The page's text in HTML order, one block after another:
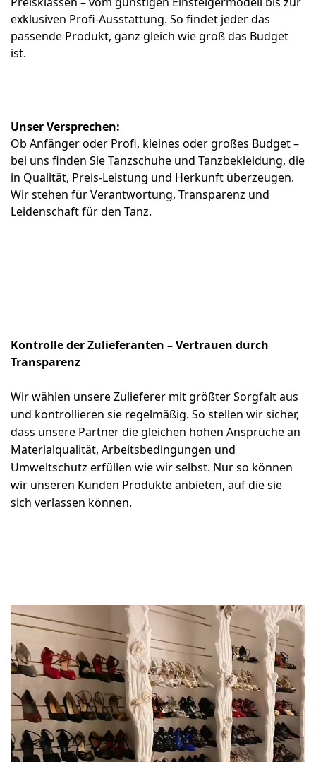
exklusiven Profi-Ausstattung. So findet jeder das
passende Produkt, ganz gleich wie groß das Budget
ist.
Unser Versprechen:
Ob Anfänger oder Profi, kleines oder großes Budget –
bei uns finden Sie Tanzschuhe und Tanzbekleidung, die
in Qualität, Preis-Leistung und Herkunft überzeugen.
Wir stehen für Verantwortung, Transparenz und
Leidenschaft für den Tanz.
Kontrolle der Zulieferanten – Vertrauen durch
Transparenz
Wir wählen unsere Zulieferer mit größter Sorgfalt aus
und kontrollieren sie regelmäßig. So stellen wir sicher,
dass unsere Partner die gleichen hohen Ansprüche an
Materialqualität, Arbeitsbedingungen und
Umweltschutz erfüllen wie wir selbst. Nur so können
wir unseren Kunden Produkte anbieten, auf die sie
sich verlassen können.